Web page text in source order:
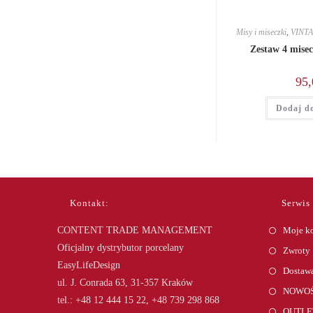
Misy i miseczki,
Zestaw 4
Dodaj
Kontakt:
CONTENT TRADE MANAGEMENT
Oficjalny dystrybutor porcelany
EasyLifeDesign
ul. J. Conrada 63, 31-357 Kraków
tel.: +48 12 444 15 22, +48 739 298 868
Moje
Zwroty